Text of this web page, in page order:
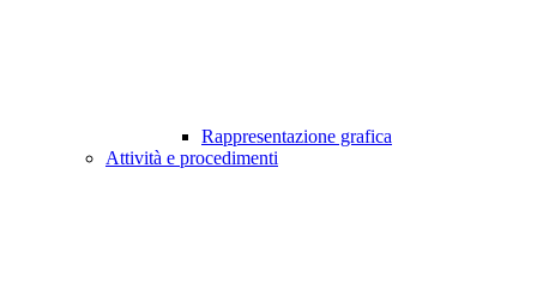
Rappresentazione grafica
Attività e procedimenti